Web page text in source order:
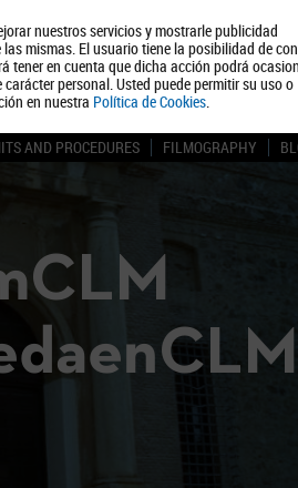
nuestros servicios y mostrarle publicidad
mismas. El usuario tiene la posibilidad de
tener en cuenta que dicha acción podrá
personal. Usted puede permitir su uso o
en nuestra Política de Cookies.
About us Tourism Política de Privacidad
AND PROCEDURES FILMOGRAPHY